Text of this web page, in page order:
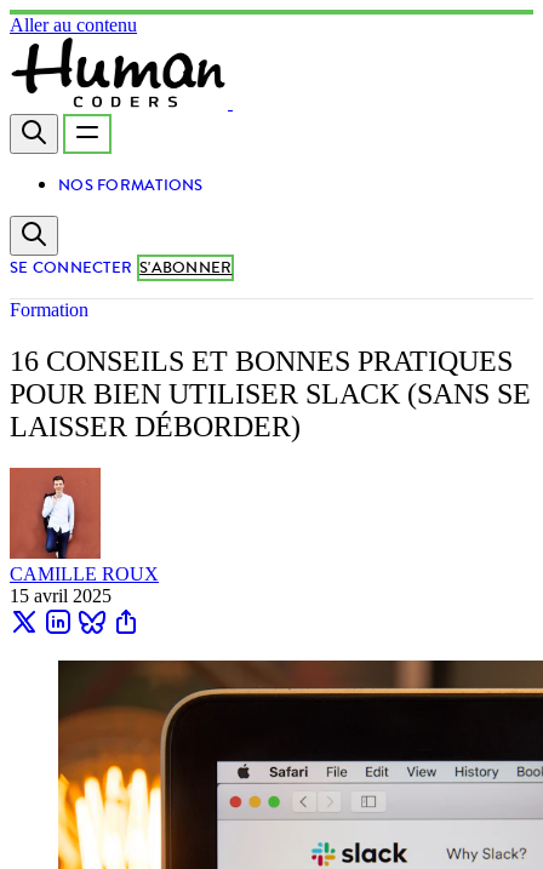
Aller au contenu
NOS FORMATIONS
SE CONNECTER S'ABONNER
Formation
16 CONSEILS ET BONNES PRATIQUES
POUR BIEN UTILISER SLACK (SANS SE
LAISSER DÉBORDER)
CAMILLE ROUX
15 avril 2025